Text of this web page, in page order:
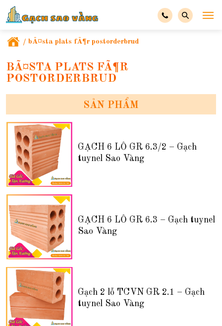
/ bÃ¤sta plats fÃ¶r postorderbrud
BÃ¤STA PLATS FÃ¶R
POSTORDERBRUD
SẢN PHẨM
GẠCH 6 LỖ GR 6.3/2 – Gạch
tuynel Sao Vàng
GẠCH 6 LỖ GR 6.3 – Gạch tuynel
Sao Vàng
Gạch 2 lỗ TCVN GR 2.1 – Gạch
tuynel Sao Vàng